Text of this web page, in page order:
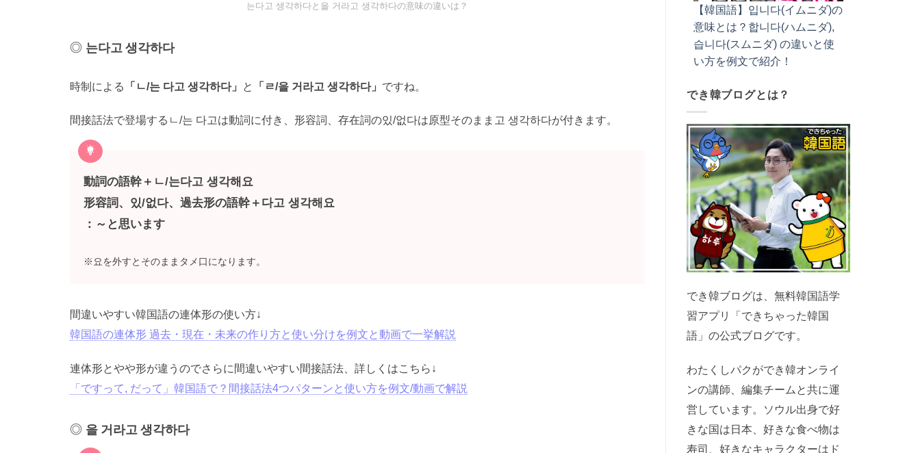
는다고 생각하다と을 거라고 생각하다の意味の違いは？
는다고 생각하다
時制による 「ㄴ/는 다고 생각하다」 と 「ㄹ/을 거라고 생각하다」 ですね。
間接話法で登場するㄴ/는 다고は動詞に付き、形容詞、存在詞の있/없다は原型そのまま고 생각하다が付きます。
動詞の語幹＋ㄴ/는다고 생각해요
形容詞、있/없다、過去形の語幹＋다고 생각해요
：～と思います
※요を外すとそのままタメ口になります。
間違いやすい韓国語の連体形の使い方↓
韓国語の連体形 過去・現在・未来の作り方と使い分けを例文と動画で一挙解説
連体形とやや形が違うのでさらに間違いやすい間接話法、詳しくはこちら↓
「ですって, だって」韓国語で？間接話法4つパターンと使い方を例文/動画で解説
을 거라고 생각하다
【韓国語】입니다(イムニダ)の
意味とは？합니다(ハムニダ),
습니다(スムニダ) の違いと使
い方を例文で紹介！
でき韓ブログとは？
でき韓ブログは、無料韓国語学
習アプリ「できちゃった韓国
語」の公式ブログです。
わたくしパクができ韓オンライ
ンの講師、編集チームと共に運
営しています。ソウル出身で好
きな国は日本、好きな食べ物は
寿司、好きなキャラクターはド